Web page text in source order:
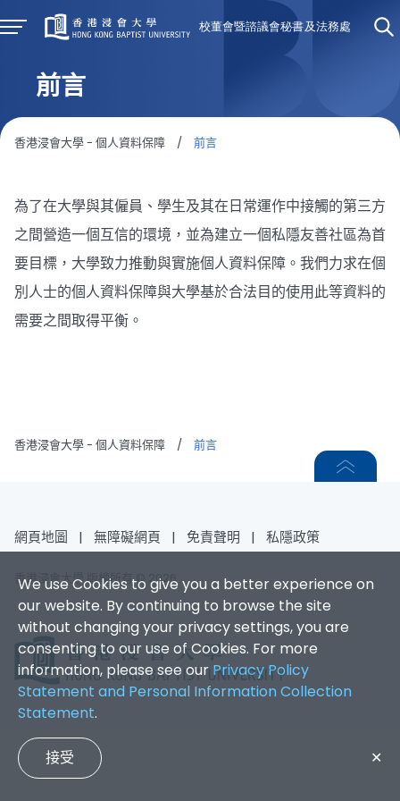
前言
香港浸會大學 - 個人資料保障 / 前言
為了在大學與其僱員、學生及其在日常運作中接觸的第三方
之間營造一個互信的環境，並為建立一個私隱友善社區為首
要目標，大學致力推動與實施個人資料保障。我們力求在個
別人士的個人資料保障與大學基於合法目的使用此等資料的
需要之間取得平衡。
香港浸會大學 - 個人資料保障 / 前言
We use Cookies to give you a better experience on
our website. By continuing to browse the site
without changing your privacy settings, you are
consenting to our use of Cookies. For more
information, please see ourPrivacy Policy
Statement and Personal Information Collection
Statement.
接受 ✕
網頁地圖 | 無障礙網頁 | 免責聲明 | 私隱政策
香港浸會大學 版權所有 © 2026